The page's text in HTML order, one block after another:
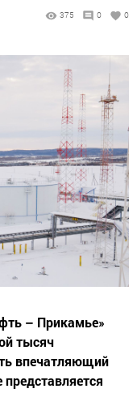
375 0 0
– Прикамье»
тысяч
впечатляющий